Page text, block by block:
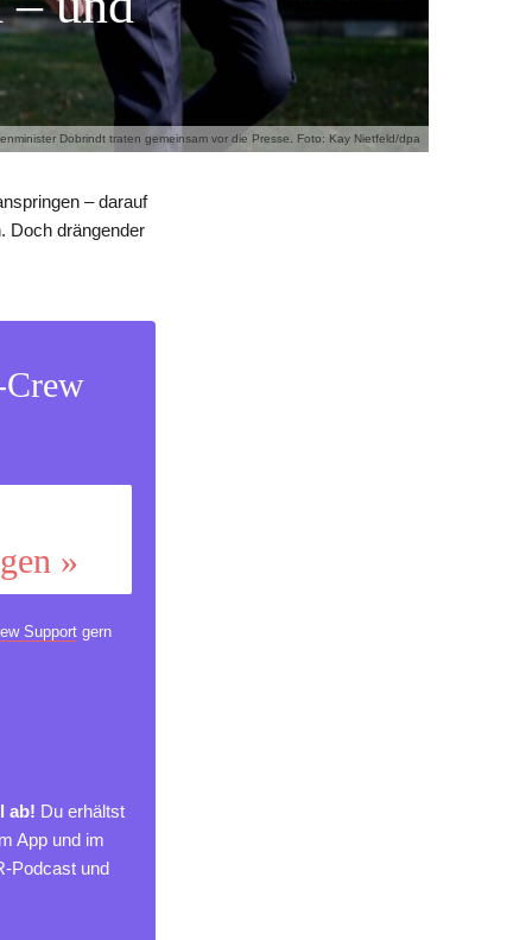
Dobrindt traten gemeinsam vor die Presse. Foto: Kay Nietfeld/dpa
– darauf
Doch drängender
»
Supportgern
ab! Du erhältst
App und im
Podcast und